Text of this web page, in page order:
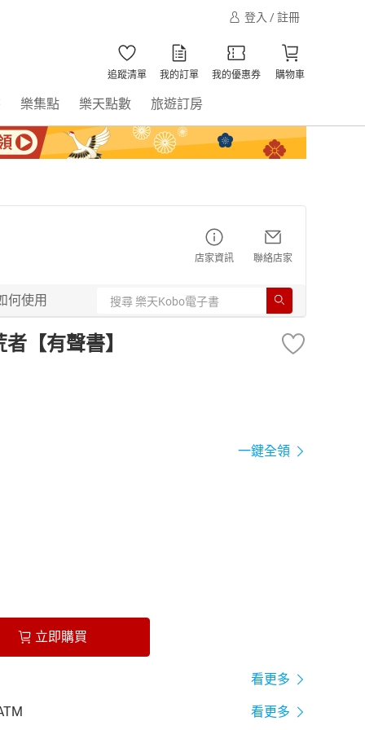
登入 / 註冊
追蹤清單 我的訂單 我的優惠券 購物車
樂集點 樂天點數 旅遊訂房
店家資訊 聯絡店家
何使用
【有聲書】
一鍵全領
立即購買
看更多
看更多